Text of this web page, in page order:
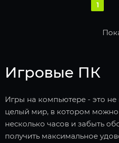
1
Игровые ПК
Игры на компьютере - это не
целый мир, в котором можно
несколько часов и забыть
получить максимальное